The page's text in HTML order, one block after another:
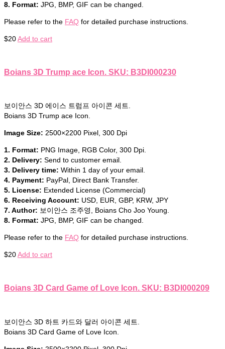
8. Format: JPG, BMP, GIF can be changed.
Please refer to the FAQ for detailed purchase instructions.
$20Add to cart
Boians 3D Trump ace Icon. SKU: B3DI000230
보이안스 3D 에이스 트럼프 아이콘 세트.
Boians 3D Trump ace Icon.
Image Size: 2500×2200 Pixel, 300 Dpi
1. Format: PNG Image, RGB Color, 300 Dpi.
2. Delivery: Send to customer email.
3. Delivery time: Within 1 day of your email.
4. Payment: PayPal, Direct Bank Transfer.
5. License: Extended License (Commercial)
6. Receiving Account: USD, EUR, GBP, KRW, JPY
7. Author: 보이안스 조주영, Boians Cho Joo Young.
8. Format: JPG, BMP, GIF can be changed.
Please refer to the FAQ for detailed purchase instructions.
$20Add to cart
Boians 3D Card Game of Love Icon. SKU: B3DI000209
보이안스 3D 하트 카드와 달러 아이콘 세트.
Boians 3D Card Game of Love Icon.